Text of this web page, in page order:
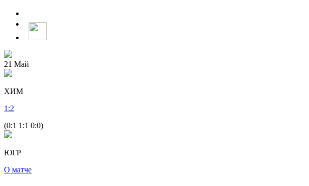
21 Май
ХИМ
1 :2
(0:1 1:1 0:0)
ЮГР
О матче